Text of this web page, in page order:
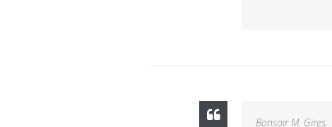
Bonsoir M. Gires,